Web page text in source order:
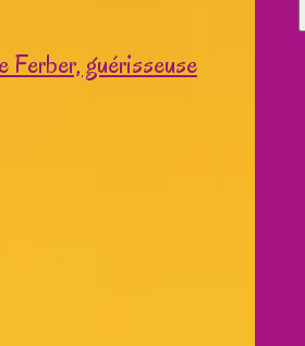
Ferber, guérisseuse